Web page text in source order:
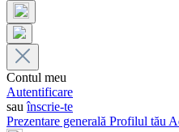
Contul meu
Autentificare
sauînscrie-te
Prezentare generală Profilul tău